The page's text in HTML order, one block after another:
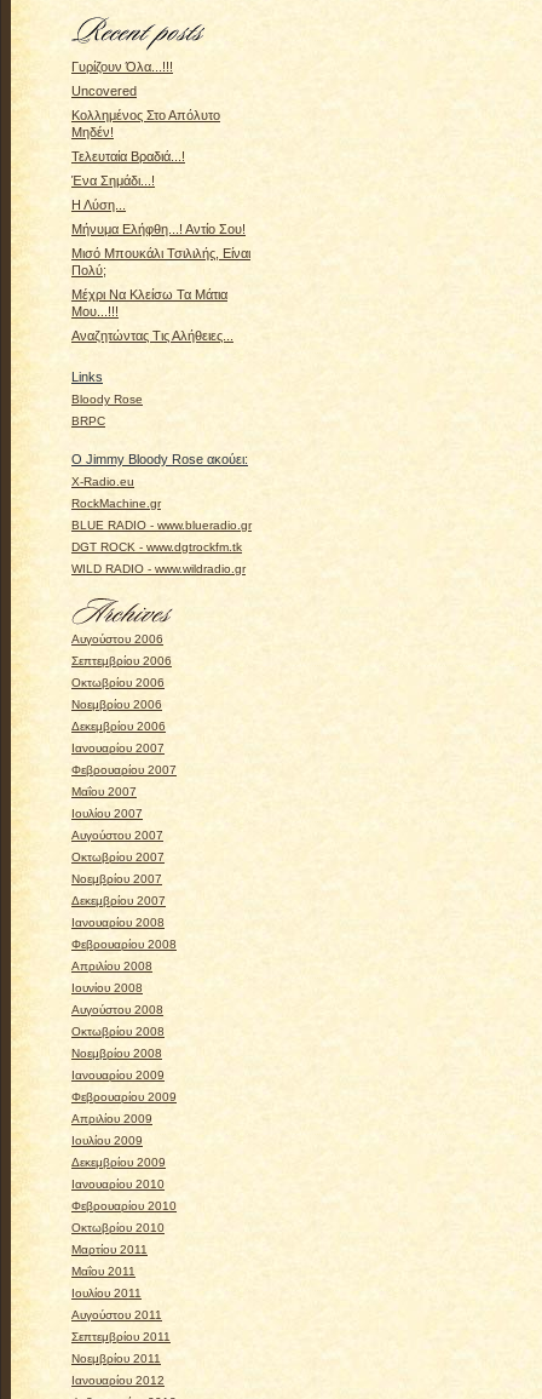
Γυρίζουν Όλα...!!!
Uncovered
Κολλημένος Στο Απόλυτο
Μηδέν!
Τελευταία Βραδιά...!
Ένα Σημάδι...!
Η Λύση...
Μήνυμα Ελήφθη...! Αντίο Σου!
Μισό Μπουκάλι Τσιλιλής, Είναι
Πολύ;
Μέχρι Να Κλείσω Τα Μάτια
Μου...!!!
Αναζητώντας Τις Αλήθειες...
Links
Bloody Rose
BRPC
Ο Jimmy Bloody Rose ακούει:
X-Radio.eu
RockMachine.gr
BLUE RADIO - www.blueradio.gr
DGT ROCK - www.dgtrockfm.tk
WILD RADIO - www.wildradio.gr
Αυγούστου 2006
Σεπτεμβρίου 2006
Οκτωβρίου 2006
Νοεμβρίου 2006
Δεκεμβρίου 2006
Ιανουαρίου 2007
Φεβρουαρίου 2007
Μαΐου 2007
Ιουλίου 2007
Αυγούστου 2007
Οκτωβρίου 2007
Νοεμβρίου 2007
Δεκεμβρίου 2007
Ιανουαρίου 2008
Φεβρουαρίου 2008
Απριλίου 2008
Ιουνίου 2008
Αυγούστου 2008
Οκτωβρίου 2008
Νοεμβρίου 2008
Ιανουαρίου 2009
Φεβρουαρίου 2009
Απριλίου 2009
Ιουλίου 2009
Δεκεμβρίου 2009
Ιανουαρίου 2010
Φεβρουαρίου 2010
Οκτωβρίου 2010
Μαρτίου 2011
Μαΐου 2011
Ιουλίου 2011
Αυγούστου 2011
Σεπτεμβρίου 2011
Νοεμβρίου 2011
Ιανουαρίου 2012